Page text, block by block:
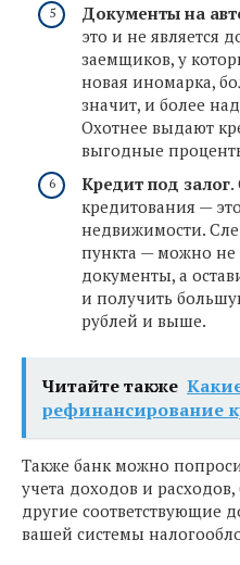
Документы на
это и не является
заемщиков, у
новая иномарка,
значит, и более
Охотнее выдают
выгодные
Кредит под залог.
кредитования —
недвижимости.
пункта — можно не
документы, а
и получить
рублей и выше.
Читайте также
рефинансирование
Также банк можно
учета доходов и расходов,
другие соответствующие
вашей системы